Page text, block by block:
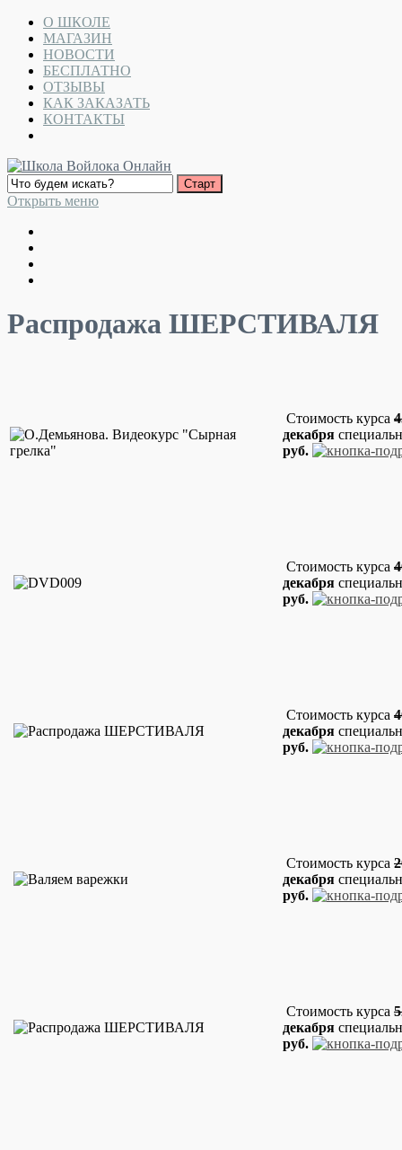
О ШКОЛЕ
МАГАЗИН
НОВОСТИ
БЕСПЛАТНО
ОТЗЫВЫ
КАК ЗАКАЗАТЬ
КОНТАКТЫ
Открыть меню
Распродажа ШЕРСТИВАЛЯ
Стоимость курса
декабря
руб.
Стоимость курса
декабря
руб.
Стоимость курса
декабря
руб.
Стоимость курса
декабря
руб.
Стоимость курса
декабря
руб.